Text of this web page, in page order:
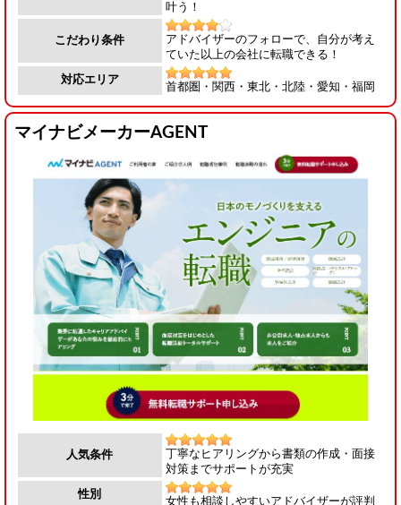
叶う！
こだわり条件
アドバイザーのフォローで、自分が考え
ていた以上の会社に転職できる！
対応エリア
首都圏・関西・東北・北陸・愛知・福岡
マイナビメーカーAGENT
人気条件
丁寧なヒアリングから書類の作成・面接
対策までサポートが充実
性別
女性も相談しやすいアドバイザーが評判